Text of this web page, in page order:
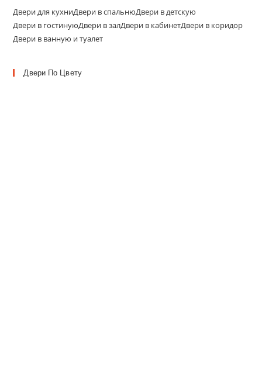
Двери для кухниДвери в спальнюДвери в детскую
Двери в гостинуюДвери в залДвери в кабинетДвери в коридор
Двери в ванную и туалет
Двери По Цвету